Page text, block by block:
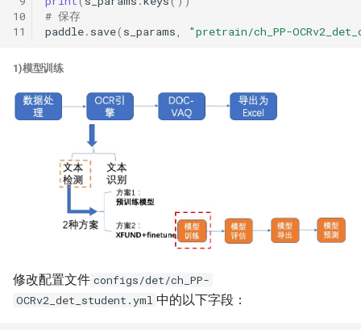
10
11
# 保存
paddle. save( s_params, "pretrain/ch_PP-
1)模型训练
修改配置文件 configs/det/ch_PP-
OCRv2_det_student.yml 中的以下字段：